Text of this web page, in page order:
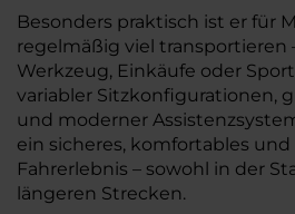
Besonders praktisch ist er für
regelmäßig viel transportieren
Werkzeug, Einkäufe oder
variabler Sitzkonfigurationen,
und moderner
ein sicheres, komfortables
Fahrerlebnis – sowohl in der
längeren Strecken.